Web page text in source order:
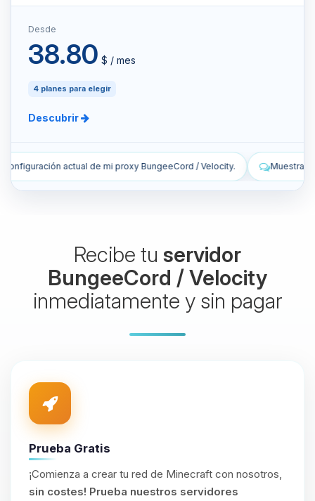
Desde
38.80 $ / mes
4 planes para elegir
Descubrir
/ Velocity. Muestra las últimas líneas de los registros en directo
Recibe tu servidor
BungeeCord / Velocity
inmediatamente y sin pagar
Prueba Gratis
¡Comienza a crear tu red de Minecraft con nosotros,
sin costes! Prueba nuestros servidores